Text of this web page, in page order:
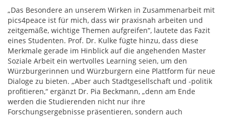
„Das Besondere an unserem Wirken in Zusammenarbeit mit
pics4peace ist für mich, dass wir praxisnah arbeiten und
zeitgemäße, wichtige Themen aufgreifen“, lautete das Fazit
eines Studenten. Prof. Dr. Kulke fügte hinzu, dass diese
Merkmale gerade im Hinblick auf die angehenden Master
Soziale Arbeit ein wertvolles Learning seien, um den
Würzburgerinnen und Würzburgern eine Plattform für neue
Dialoge zu bieten. „Aber auch Stadtgesellschaft und -politik
profitieren,“ ergänzt Dr. Pia Beckmann, „denn am Ende
werden die Studierenden nicht nur ihre
Forschungsergebnisse präsentieren, sondern auch